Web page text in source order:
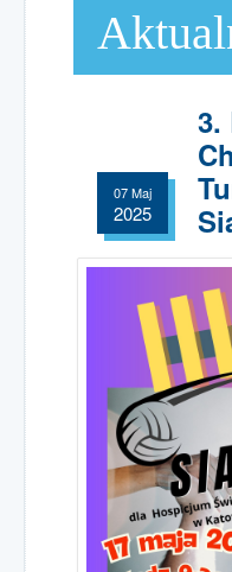
Opieka paliatywna w
Zgłoszenie pacjenta
Poradniki opieki nad
Wspólnota rodzin
spotkania
Grupa wsparcia
dla osób w żałobie
Podziękowania
rodzin podopiecznych
Spotkania Online
Msze Święte
Wesprzyj nas
1,5% podatku PIT
Darowizny
3.
07 Maj
2025